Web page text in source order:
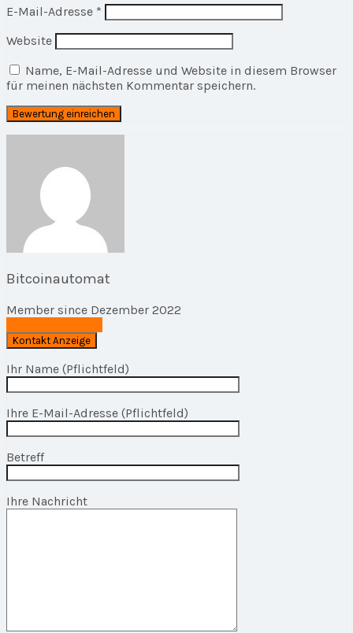
E-Mail-Adresse *
Website
Name, E-Mail-Adresse und Website in diesem Browser
für meinen nächsten Kommentar speichern.
Bitcoinautomat
Member since Dezember 2022
Ihr Name (Pflichtfeld)
Ihre E-Mail-Adresse (Pflichtfeld)
Betreff
Ihre Nachricht